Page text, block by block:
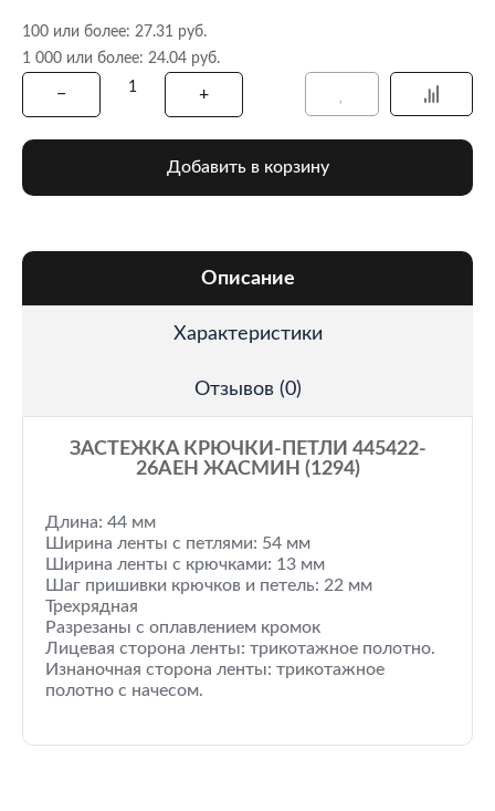
100 или более: 27.31 руб.
1 000 или более: 24.04 руб.
Добавить в корзину
Описание
Характеристики
Отзывов (0)
ЗАСТЕЖКА КРЮЧКИ-ПЕТЛИ 445422-
26AEH ЖАСМИН (1294)
Длина: 44 мм
Ширина ленты с петлями: 54 мм
Ширина ленты с крючками: 13 мм
Шаг пришивки крючков и петель: 22 мм
Трехрядная
Разрезаны с оплавлением кромок
Лицевая сторона ленты: трикотажное полотно.
Изнаночная сторона ленты: трикотажное
полотно с начесом.